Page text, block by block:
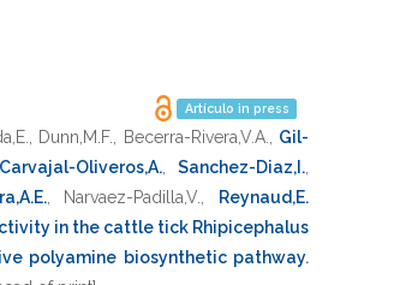
Artículo in press
Dunn,M.F. Becerra-Rivera,V.A.
Gil-
Carvajal-Oliveros,A. Sanchez-Diaz,I.
, Narvaez-Padilla,V.
Reynaud,E.
in the cattle tick Rhipicephalus
polyamine biosynthetic pathway.